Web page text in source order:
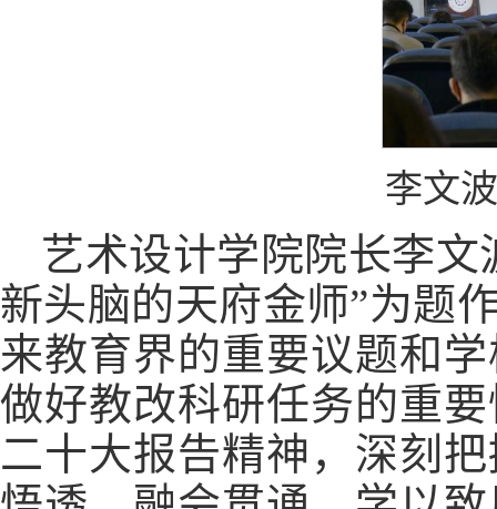
李文
艺术设计学院院长李
新头脑的天府金师”为题
来教育界的重要议题和
做好教改科研任务的重
二十大报告精神，深刻